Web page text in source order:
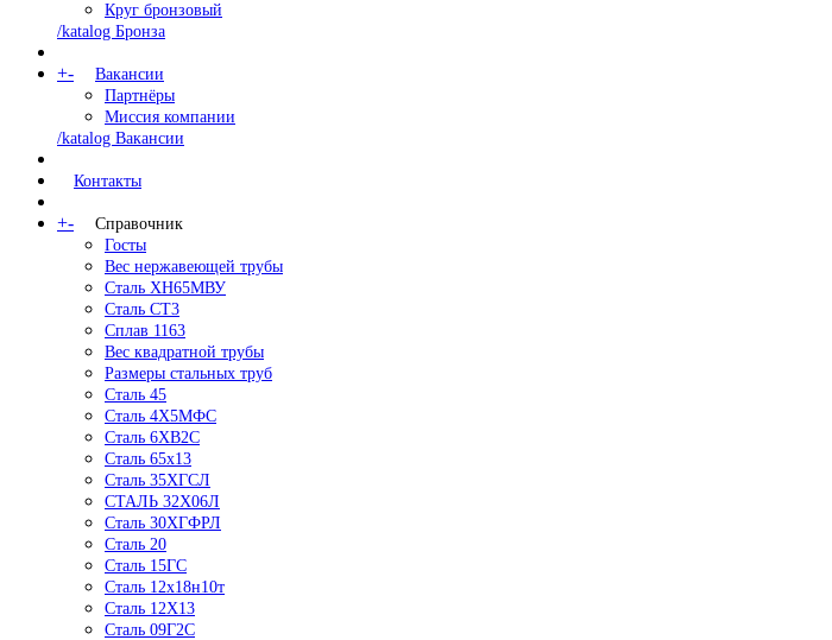
Круг бронзовый
/katalog Бронза
+-
Вакансии
Партнёры
Миссия компании
/katalog Вакансии
Контакты
+-
Справочник
Госты
Вес нержавеющей трубы
Сталь ХН65МВУ
Сталь СТ3
Сплав 1163
Вес квадратной трубы
Размеры стальных труб
Сталь 45
Сталь 4Х5МФС
Сталь 6ХВ2С
Сталь 65х13
Сталь 35ХГСЛ
СТАЛЬ 32Х06Л
Сталь 30ХГФРЛ
Сталь 20
Сталь 15ГС
Сталь 12х18н10т
Сталь 12Х13
Сталь 09Г2С